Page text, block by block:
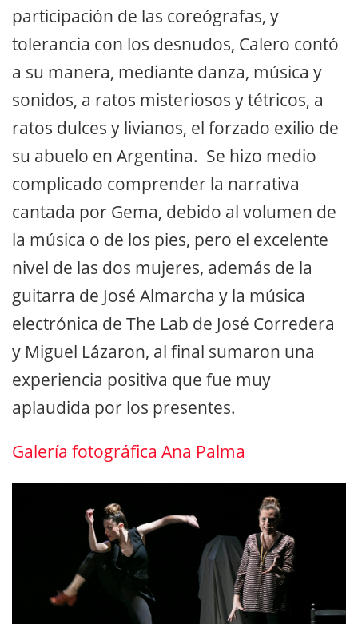
participación de las coreógrafas, y
tolerancia con los desnudos, Calero contó
a su manera, mediante danza, música y
sonidos, a ratos misteriosos y tétricos, a
ratos dulces y livianos, el forzado exilio de
su abuelo en Argentina. Se hizo medio
complicado comprender la narrativa
cantada por Gema, debido al volumen de
la música o de los pies, pero el excelente
nivel de las dos mujeres, además de la
guitarra de José Almarcha y la música
electrónica de The Lab de José Corredera
y Miguel Lázaron, al final sumaron una
experiencia positiva que fue muy
aplaudida por los presentes.
Galería fotográfica Ana Palma